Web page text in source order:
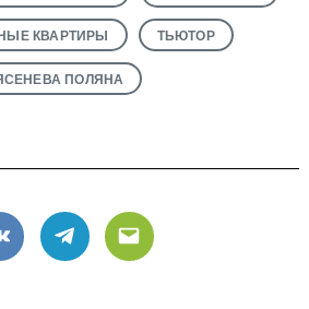
КВАРТИРЫ ТЬЮТОР
ПОЛЯНА
Telegram
Email